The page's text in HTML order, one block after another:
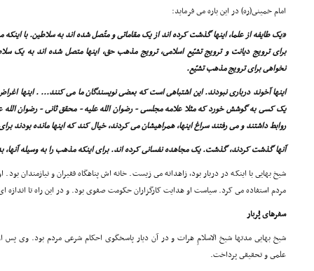
امام خمینى(ره) در این باره مى فرماید:
«یک طایفه از علما، اینها گذشت کرده اند از یک مقاماتى و متّصل شده اند به سلاطین. با
براى ترویج دیانت و ترویج تشیّع اسلامى، ترویج مذهب حق، اینها متصل شده اند به یک
نخواهى براى ترویج مذهب تشیّع.
اینها آخوند دربارى نبودند. این اشتباهى است که بعضى نویسندگان ما مى کنند... . اینها
یک کسى به گوشش خورد که مثلا علامه مجلسى - رضوان الله علیه - محقق ثانى - رضوان الله
روابط داشتند و مى رفتند سراغ اینها، همراهیشان مى کردند، خیال کند که اینها مانده بودند
آنها گذشت کردند، گذشت. یک مجاهده نفسانى کرده اند. براى اینکه مذهب را به وسیله آنها،
شیخ بهایى با اینکه در دربار بود، زاهدانه مى زیست. خانه اش پناهگاه فقیران و نیازمندان
مردم استفاده مى کرد. سیاست او هدایت کارگزاران حکومت صفوى بود. و در این راه تا
سفرهاى پُربار
شیخ بهایى مدتها شیخ الاسلامِ هرات و در آن دیار پاسخگوى احکام شرعى مردم بود. وى
علمى و تحقیقى پرداخت.